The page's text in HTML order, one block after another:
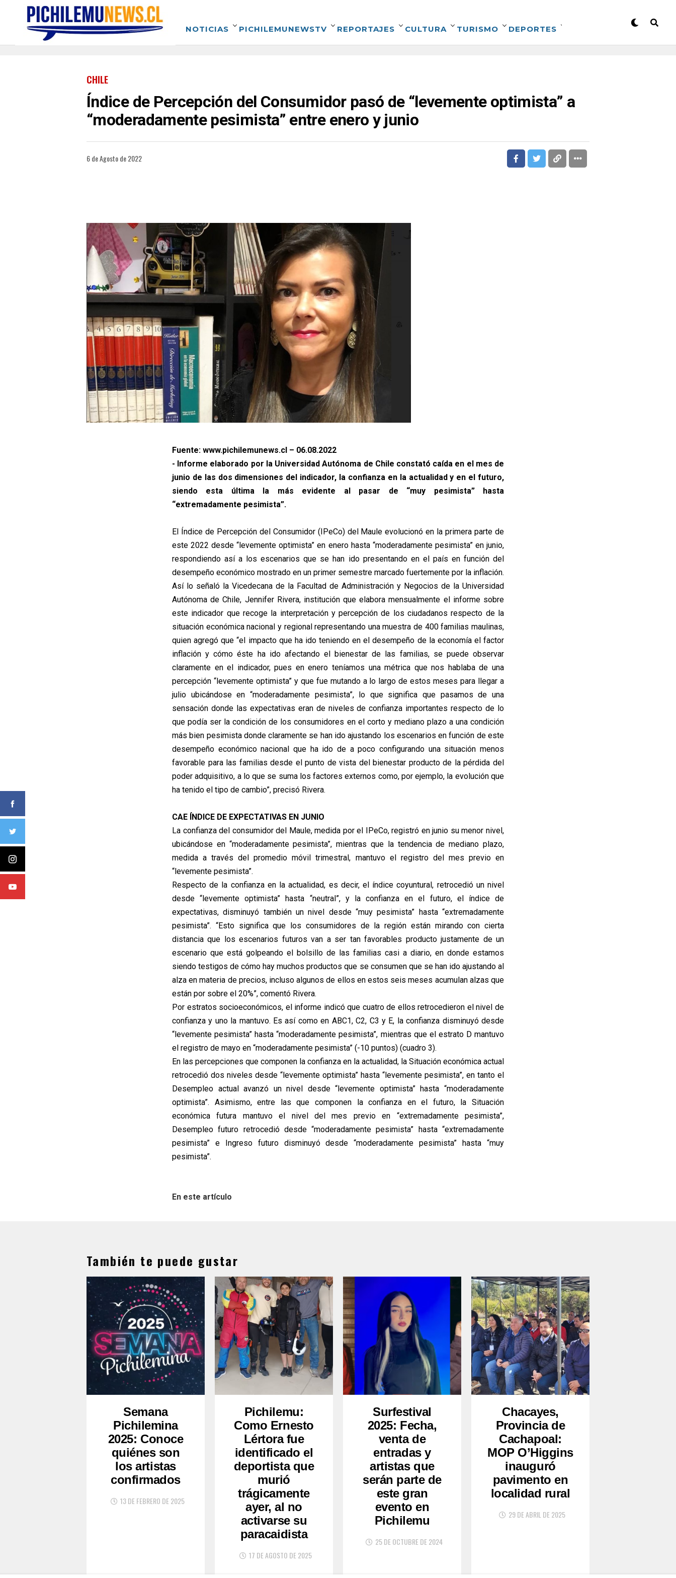
NOTICIAS PICHILEMUNEWSTV REPORTAJES CULTURA TURISMO DEPORTES
CHILE
Índice de Percepción del Consumidor pasó de “levemente optimista” a
“moderadamente pesimista” entre enero y junio
6 de Agosto de 2022
Fuente: www.pichilemunews.cl – 06.08.2022
- Informe elaborado por la Universidad Autónoma de Chile constató caída en el mes de
junio de las dos dimensiones del indicador, la confianza en la actualidad y en el futuro,
siendo esta última la más evidente al pasar de “muy pesimista” hasta
“extremadamente pesimista”.
El Índice de Percepción del Consumidor (IPeCo) del Maule evolucionó en la primera parte de
este 2022 desde “levemente optimista” en enero hasta “moderadamente pesimista” en junio,
respondiendo así a los escenarios que se han ido presentando en el país en función del
desempeño económico mostrado en un primer semestre marcado fuertemente por la inflación.
Así lo señaló la Vicedecana de la Facultad de Administración y Negocios de la Universidad
Autónoma de Chile, Jennifer Rivera, institución que elabora mensualmente el informe sobre
este indicador que recoge la interpretación y percepción de los ciudadanos respecto de la
situación económica nacional y regional representando una muestra de 400 familias maulinas,
quien agregó que “el impacto que ha ido teniendo en el desempeño de la economía el factor
inflación y cómo éste ha ido afectando el bienestar de las familias, se puede observar
claramente en el indicador, pues en enero teníamos una métrica que nos hablaba de una
percepción “levemente optimista” y que fue mutando a lo largo de estos meses para llegar a
julio ubicándose en “moderadamente pesimista”, lo que significa que pasamos de una
sensación donde las expectativas eran de niveles de confianza importantes respecto de lo
que podía ser la condición de los consumidores en el corto y mediano plazo a una condición
más bien pesimista donde claramente se han ido ajustando los escenarios en función de este
desempeño económico nacional que ha ido de a poco configurando una situación menos
favorable para las familias desde el punto de vista del bienestar producto de la pérdida del
poder adquisitivo, a lo que se suma los factores externos como, por ejemplo, la evolución que
ha tenido el tipo de cambio”, precisó Rivera.
CAE ÍNDICE DE EXPECTATIVAS EN JUNIO
La confianza del consumidor del Maule, medida por el IPeCo, registró en junio su menor nivel,
ubicándose en “moderadamente pesimista”, mientras que la tendencia de mediano plazo,
medida a través del promedio móvil trimestral, mantuvo el registro del mes previo en
“levemente pesimista”.
Respecto de la confianza en la actualidad, es decir, el índice coyuntural, retrocedió un nivel
desde “levemente optimista” hasta “neutral”, y la confianza en el futuro, el índice de
expectativas, disminuyó también un nivel desde “muy pesimista” hasta “extremadamente
pesimista”. “Esto significa que los consumidores de la región están mirando con cierta
distancia que los escenarios futuros van a ser tan favorables producto justamente de un
escenario que está golpeando el bolsillo de las familias casi a diario, en donde estamos
siendo testigos de cómo hay muchos productos que se consumen que se han ido ajustando al
alza en materia de precios, incluso algunos de ellos en estos seis meses acumulan alzas que
están por sobre el 20%”, comentó Rivera.
Por estratos socioeconómicos, el informe indicó que cuatro de ellos retrocedieron el nivel de
confianza y uno la mantuvo. Es así como en ABC1, C2, C3 y E, la confianza disminuyó desde
“levemente pesimista” hasta “moderadamente pesimista”, mientras que el estrato D mantuvo
el registro de mayo en “moderadamente pesimista” (-10 puntos) (cuadro 3).
En las percepciones que componen la confianza en la actualidad, la Situación económica actual
retrocedió dos niveles desde “levemente optimista” hasta “levemente pesimista”, en tanto el
Desempleo actual avanzó un nivel desde “levemente optimista” hasta “moderadamente
optimista”. Asimismo, entre las que componen la confianza en el futuro, la Situación
económica futura mantuvo el nivel del mes previo en “extremadamente pesimista”,
Desempleo futuro retrocedió desde “moderadamente pesimista” hasta “extremadamente
pesimista” e Ingreso futuro disminuyó desde “moderadamente pesimista” hasta “muy
pesimista”.
En este artículo
También te puede gustar
Semana
Pichilemina
2025: Conoce
quiénes son
los artistas
confirmados
13 DE FEBRERO DE 2025
Pichilemu:
Como Ernesto
Lértora fue
identificado el
deportista que
murió
trágicamente
ayer, al no
activarse su
paracaidista
17 DE AGOSTO DE 2025
Surfestival
2025: Fecha,
venta de
entradas y
artistas que
serán parte de
este gran
evento en
Pichilemu
25 DE OCTUBRE DE 2024
Chacayes,
Provincia de
Cachapoal:
MOP O’Higgins
inauguró
pavimento en
localidad rural
29 DE ABRIL DE 2025